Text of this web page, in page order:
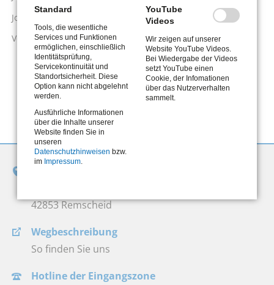
Jobcenter-App
Vorabprüfung Mietangebot
42853 Remscheid
Wegbeschreibung
So finden Sie uns
Hotline der Eingangszone
Standard
Tools, die wesentliche
Services und Funktionen
ermöglichen, einschließlich
Identitätsprüfung,
Servicekontinuität und
Standortsicherheit. Diese
Option kann nicht abgelehnt
werden.
Ausführliche Informationen
über die Inhalte unserer
Website finden Sie in
unseren
Datenschutzhinweisen bzw.
im Impressum.
YouTube
Videos
Wir zeigen auf unserer
Website YouTube Videos.
Bei Wiedergabe der Videos
setzt YouTube einen
Cookie, der Infomationen
über das Nutzerverhalten
sammelt.